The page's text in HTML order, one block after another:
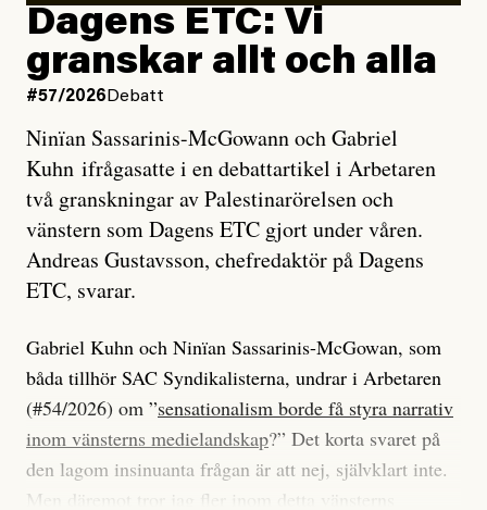
Dagens ETC: Vi
granskar allt och alla
#57/2026 Debatt
Ninïan Sassarinis-McGowann och Gabriel
Kuhn ifrågasatte i en debattartikel i Arbetaren
två granskningar av Palestinarörelsen och
vänstern som Dagens ETC gjort under våren.
Andreas Gustavsson, chefredaktör på Dagens
ETC, svarar.
Gabriel Kuhn och Ninïan Sassarinis-McGowan, som
båda tillhör SAC Syndikalisterna, undrar i Arbetaren
(#54/2026) om ”sensationalism borde få styra narrativ
inom vänsterns medielandskap?” Det korta svaret på
den lagom insinuanta frågan är att nej, självklart inte.
Men däremot tror jag fler inom detta vänsterns